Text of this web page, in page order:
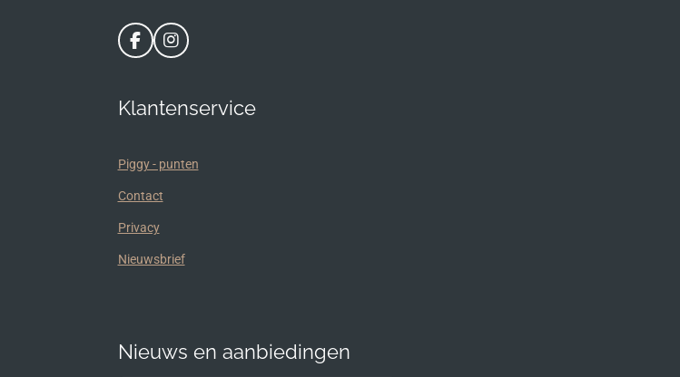
F
e
b
k
I
t
a
a
Klantenservice
Piggy - punten
Contact
Privacy
Nieuwsbrief
Nieuws en aanbiedingen